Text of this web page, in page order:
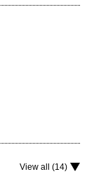
View all (14)